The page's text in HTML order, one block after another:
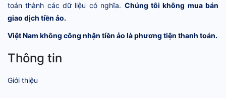
toán thành các dữ liệu có nghĩa. Chúng tôi không mua bán
giao dịch tiền ảo.
Việt Nam không công nhận tiền ảo là phương tiện thanh toán.
Thông tin
Giới thiệu